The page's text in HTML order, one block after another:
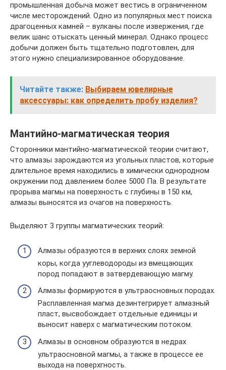
промышленная добыча может вестись в ограниченном
числе месторождений. Одно из популярных мест поиска
драгоценных камней – вулканы после извержения, где
велик шанс отыскать ценный минерал. Однако процесс
добычи должен быть тщательно подготовлен, для
этого нужно специализированное оборудование.
Читайте также: Выбираем ювелирные
аксессуары: как определить пробу изделия?
Мантийно-магматическая теория
Сторонники мантийно-магматической теории считают,
что алмазы зарождаются из угольных пластов, которые
длительное время находились в химически однородном
окружении под давлением более 5000 Па. В результате
прорыва магмы на поверхность с глубины в 150 км,
алмазы выносятся из очагов на поверхность.
Выделяют 3 группы магматических теорий:
Алмазы образуются в верхних слоях земной
коры, когда ууглеводороды из вмещающих
пород попадают в затвердевающую магму.
Алмазы формируются в ультраосновных породах.
Расплавленная магма дезинтегрирует алмазный
пласт, высвобождает отдельные единицы и
выносит наверх с магматическим потоком.
Алмазы в основном образуются в недрах
ультраосновной магмы, а также в процессе ее
выхода на поверхгность.